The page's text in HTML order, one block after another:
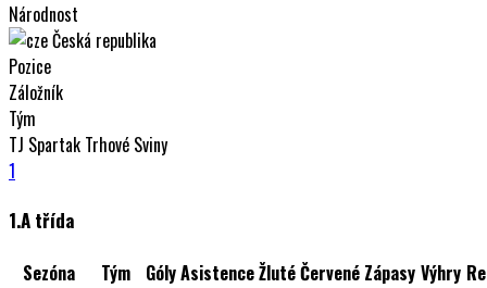
Národnost
Česká republika
Pozice
Záložník
Tým
TJ Spartak Trhové Sviny
1
1.A třída
Sezóna Tým GólyAsistenceŽlutéČervené Zápasy Výhry